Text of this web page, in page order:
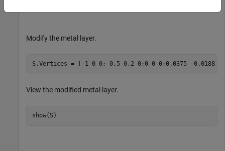
Modify the metal layer.
S.Vertices = [-1 0 0;-0.5 0.2 0;0 0 0;0.0375 -0.0188
View the modified metal layer.
show(S)